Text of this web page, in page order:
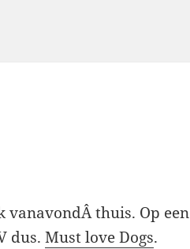
thuis. Op een
dus.Must love Dogs.